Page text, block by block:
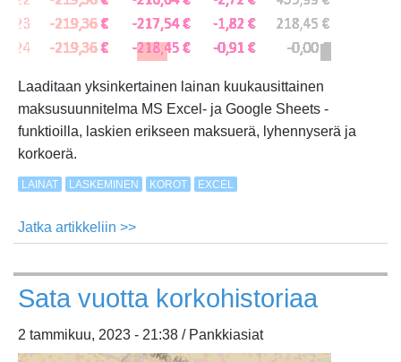
Laaditaan yksinkertainen lainan kuukausittainen
maksusuunnitelma MS Excel- ja Google Sheets -
funktioilla, laskien erikseen maksuerä, lyhennyserä ja
korkoerä.
LAINAT LASKEMINEN KOROT EXCEL
Jatka artikkeliin >>
maksusuunnitelman
laatiminen
Sata vuotta korkohistoriaa
2 tammikuu, 2023 - 21:38 / Pankkiasiat